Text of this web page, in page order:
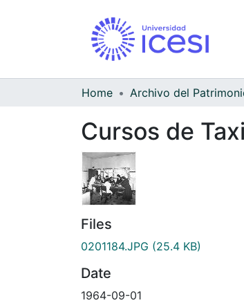
Home
Cursos de
Files
0201184.JPG (25.4 KB)
Date
1964-09-01